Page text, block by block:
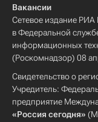
Вакансии
Сетевое издание РИА
в Федеральной
информационных
(Роскомнадзор) 08
Свидетельство о
Учредитель:
предприятие
«Россия сегодня»